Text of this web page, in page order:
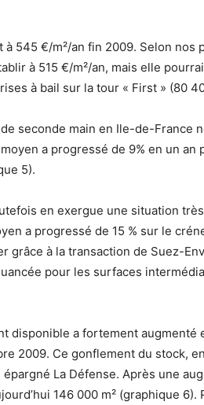
545 €/m²/an fin 2009. Selon nos
à 515 €/m²/an, mais elle
à bail sur la tour « First » (80
seconde main en Ile-de-France
a progressé de 9% en un an
5).
en exergue une situation
a progressé de 15 % sur le
grâce à la transaction de Suez-
pour les surfaces
disponible a fortement augmenté
2009. Ce gonflement du stock,
La Défense. Après une
146 000 m² (graphique 6).